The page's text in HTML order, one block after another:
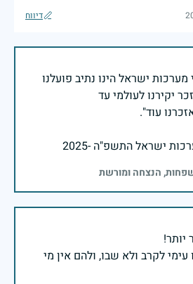
דיווח
ישראל הינו נתיב פועלנו
ישראל התשפ"ה -2025
הנצחה ומורשת
לקרב ולא שבו, ולהם אין מי